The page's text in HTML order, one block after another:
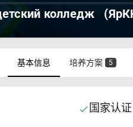
колледж
基本信息 培养方案 5
done 国家认证